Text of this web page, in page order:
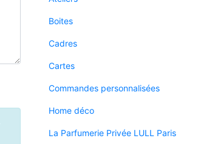
Boites
Cadres
Cartes
Commandes personnalisées
Home déco
La Parfumerie Privée LULL Paris